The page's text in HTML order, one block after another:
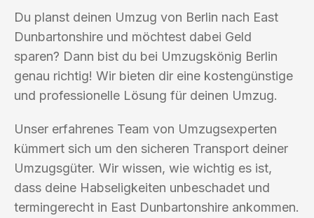
Du planst deinen Umzug von Berlin nach East
Dunbartonshire und möchtest dabei Geld
sparen? Dann bist du bei Umzugskönig Berlin
genau richtig! Wir bieten dir eine kostengünstige
und professionelle Lösung für deinen Umzug.
Unser erfahrenes Team von Umzugsexperten
kümmert sich um den sicheren Transport deiner
Umzugsgüter. Wir wissen, wie wichtig es ist,
dass deine Habseligkeiten unbeschadet und
termingerecht in East Dunbartonshire ankommen.